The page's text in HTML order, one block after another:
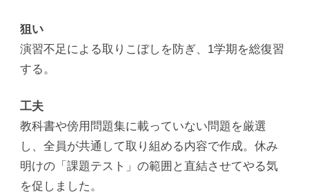
狙い
演習不足による取りこぼしを防ぎ、1学期を総復習
する。
工夫
教科書や傍用問題集に載っていない問題を厳選
し、全員が共通して取り組める内容で作成。休み
明けの「課題テスト」の範囲と直結させてやる気
を促しました。